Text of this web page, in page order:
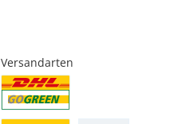
Versandarten